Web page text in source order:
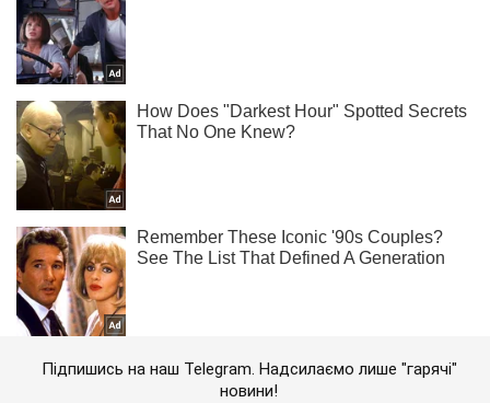
Підпишись на наш Telegram. Надсилаємо лише "гарячі"
новини!